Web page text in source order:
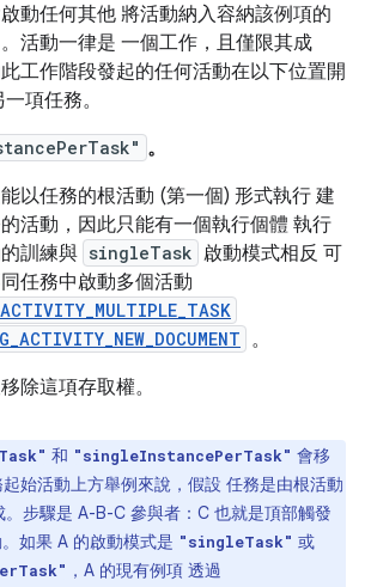
動任何其他 將活動納入容納該例項的
活動一律是 一個工作，且僅限其成
工作階段發起的任何活動在以下位置開
項任務。
。
以任務的根活動 (第一個) 形式執行 建
活動，因此只能有一個執行個體 執行
訓練與 singleTask 啟動模式相反 可
任務中啟動多個活動
。
除這項存取權。
和 "singleInstancePerTask" 會移
始活動上方舉例來說，假設 任務是由根活動
步驟是 A-B-C 參與者：C 也就是頂部觸發
如果 A 的啟動模式是 "singleTask" 或
，A 的現有例項 透過